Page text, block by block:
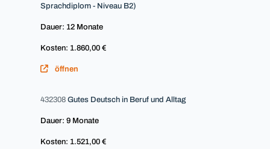
Sprachdiplom - Niveau B2)
Dauer: 12 Monate
Kosten: 1.860,00 €
öffnen
432308 Gutes Deutsch in Beruf und Alltag
Dauer: 9 Monate
Kosten: 1.521,00 €